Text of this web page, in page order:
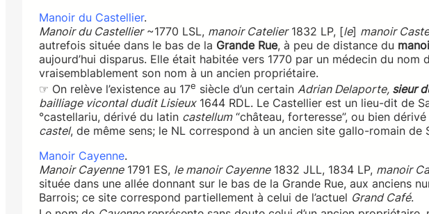
Manoir du Castellier.
Manoir du Castellier~1770 LSL, manoir Catelier1832 LP, [le] manoir
autrefois située dans le bas de la Grande Rue, à peu de distance du
aujourd’hui disparus. Elle était habitée vers 1770 par un médecin du nom
vraisemblablement son nom à un ancien propriétaire.
☞ On relève l’existence au 17e siècle d’un certain Adrian Delaporte, sieur
bailliage vicontal dudit Lisieux1644 RDL. Le Castellier est un lieu-dit de
°castellariu, dérivé du latin castellum“château, forteresse”, ou bien
castel, de même sens; le NL correspond à un ancien site gallo-romain de
Manoir Cayenne.
Manoir Cayenne1791 ES, le manoir Cayenne1832 JLL, 1834 LP, manoir
située dans une allée donnant sur le bas de la Grande Rue, aux anciens
Barrois; ce site correspond partiellement à celui de l’actuel Grand Café.